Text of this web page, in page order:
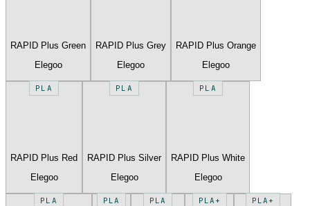
RAPID Plus Green
Elegoo
RAPID Plus Grey
Elegoo
RAPID Plus Orange
Elegoo
PLA
RAPID Plus Red
Elegoo
PLA
RAPID Plus Silver
Elegoo
PLA
RAPID Plus White
Elegoo
PLA PLA PLA PLA+ PLA+